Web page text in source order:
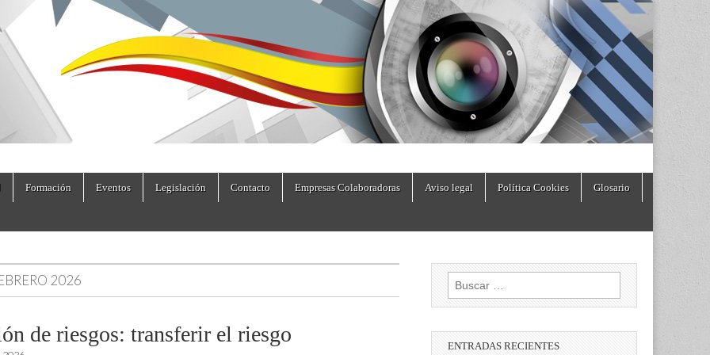
Formación Eventos Legislación Contacto Empresas Colaboradoras Aviso legal Política Cookies Glosario
2026
de riesgos: transferir el riesgo
Buscar:
ENTRADAS RECIENTES